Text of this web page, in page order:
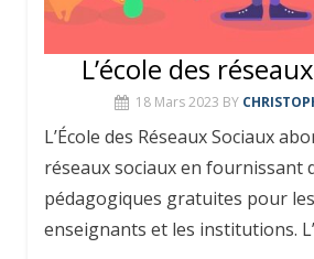
L’école des
18 Mars 2023 BY
L’École des Réseaux Sociaux
réseaux sociaux en fournissant
pédagogiques gratuites pour
enseignants et les institutions.